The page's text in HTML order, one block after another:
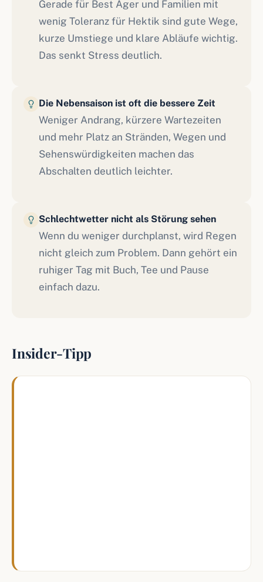
Gerade für Best Ager und Familien mit
wenig Toleranz für Hektik sind gute Wege,
kurze Umstiege und klare Abläufe wichtig.
Das senkt Stress deutlich.
Die Nebensaison ist oft die bessere Zeit
Weniger Andrang, kürzere Wartezeiten
und mehr Platz an Stränden, Wegen und
Sehenswürdigkeiten machen das
Abschalten deutlich leichter.
Schlechtwetter nicht als Störung sehen
Wenn du weniger durchplanst, wird Regen
nicht gleich zum Problem. Dann gehört ein
ruhiger Tag mit Buch, Tee und Pause
einfach dazu.
Insider-Tipp